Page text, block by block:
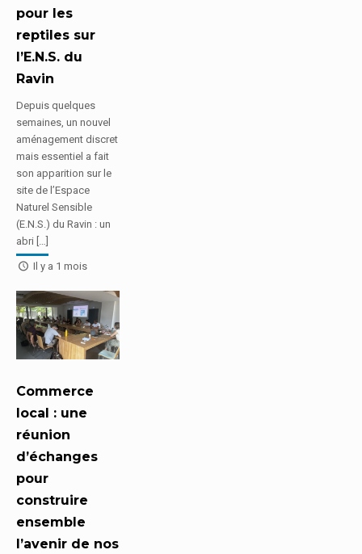
pour les
reptiles sur
l’E.N.S. du
Ravin
Depuis quelques
semaines, un nouvel
aménagement discret
mais essentiel a fait
son apparition sur le
site de l’Espace
Naturel Sensible
(E.N.S.) du Ravin : un
abri […]
Il y a 1 mois
Commerce
local : une
réunion
d’échanges
pour
construire
ensemble
l’avenir de nos